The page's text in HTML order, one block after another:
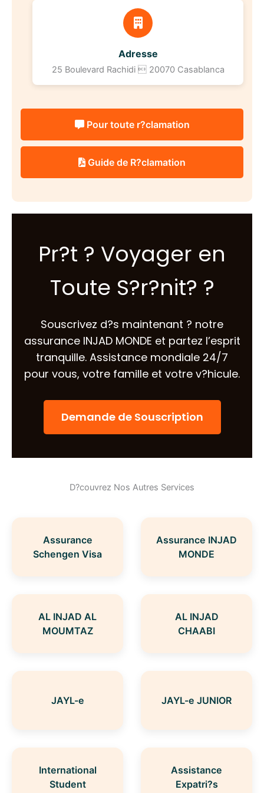
Adresse
25 Boulevard Rachidi  20070 Casablanca
Pour toute r?clamation
Guide de R?clamation
Pr?t ? Voyager en
Toute S?r?nit? ?
Souscrivez d?s maintenant ? notre
assurance INJAD MONDE et partez l’esprit
tranquille. Assistance mondiale 24/7
pour vous, votre famille et votre v?hicule.
Demande de Souscription
D?couvrez Nos Autres Services
Assurance
Schengen Visa
Assurance INJAD
MONDE
AL INJAD AL
MOUMTAZ
AL INJAD
CHAABI
JAYL-e JAYL-e JUNIOR
International
Student
Assistance
Expatri?s